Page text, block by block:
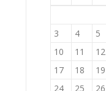
3
4 5
10
11 12
17
18 19
24
25 26